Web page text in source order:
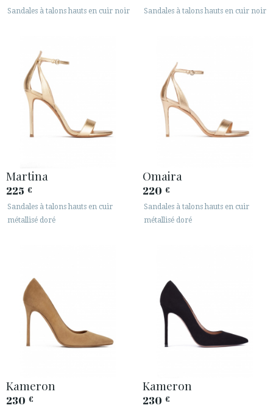
Sandales à talons hauts en cuir noir Sandales à talons hauts en cuir noir
Martina
225 €
Sandales à talons hauts en cuir
métallisé doré
Omaira
220 €
Sandales à talons hauts en cuir
métallisé doré
Kameron
230 €
Kameron
230 €